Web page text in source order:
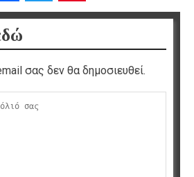
σας δεν θα δημοσιευθεί.